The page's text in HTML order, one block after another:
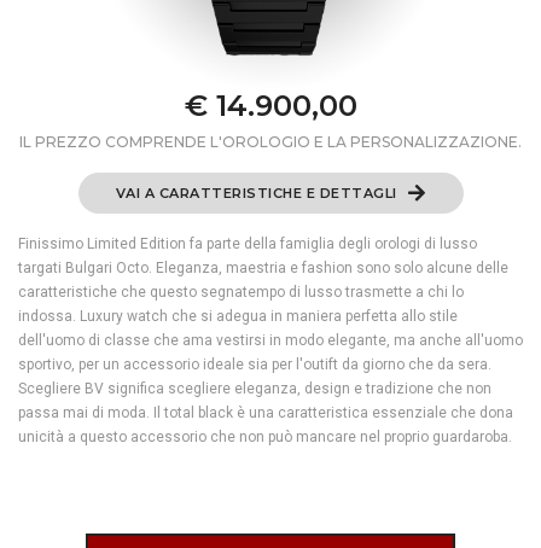
€ 14.900,00
IL PREZZO COMPRENDE L'OROLOGIO E LA PERSONALIZZAZIONE.
VAI A CARATTERISTICHE E DETTAGLI
Finissimo Limited Edition fa parte della famiglia degli orologi di lusso
targati Bulgari Octo. Eleganza, maestria e fashion sono solo alcune delle
caratteristiche che questo segnatempo di lusso trasmette a chi lo
indossa. Luxury watch che si adegua in maniera perfetta allo stile
dell'uomo di classe che ama vestirsi in modo elegante, ma anche all'uomo
sportivo, per un accessorio ideale sia per l'outift da giorno che da sera.
Scegliere BV significa scegliere eleganza, design e tradizione che non
passa mai di moda. Il total black è una caratteristica essenziale che dona
unicità a questo accessorio che non può mancare nel proprio guardaroba.